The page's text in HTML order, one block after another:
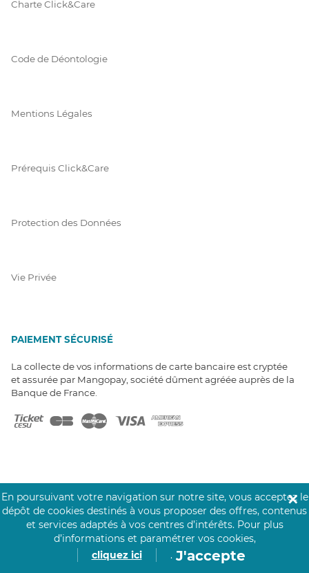
Charte Click&Care
Code de Déontologie
Mentions Légales
Prérequis Click&Care
Protection des Données
Vie Privée
PAIEMENT SÉCURISÉ
La collecte de vos informations de carte bancaire est cryptée
et assurée par Mangopay, société dûment agréée auprès de la
Banque de France.
NOS PARTENAIRES
Click&Care est soutenu par les Groupes
Caisse des Dépôts et MAIF.
En poursuivant votre navigation sur notre site, vous acceptez le
dépôt de cookies destinés à vous proposer des offres, contenus
et services adaptés à vos centres d’intérêts. Pour plus
d’informations et paramétrer vos cookies,
cliquez ici
. J'accepte
✕